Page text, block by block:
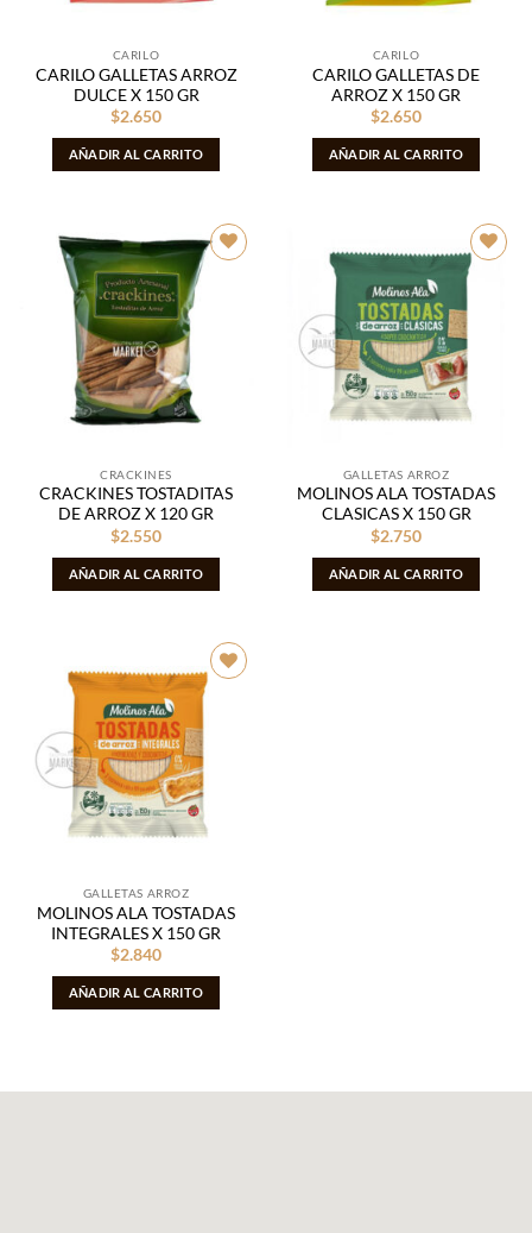
CARILO
CARILO GALLETAS ARROZ
DULCE X 150 GR
$2.650
AÑADIR AL CARRITO
CARILO
CARILO GALLETAS DE
ARROZ X 150 GR
$2.650
AÑADIR AL CARRITO
Añadir
CRACKINES
CRACKINES TOSTADITAS
DE ARROZ X 120 GR
$2.550
AÑADIR AL CARRITO
Añadir
lista de
deseos
GALLETAS ARROZ
MOLINOS ALA TOSTADAS
CLASICAS X 150 GR
$2.750
AÑADIR AL CARRITO
Añadir
lista de
deseos
GALLETAS ARROZ
MOLINOS ALA TOSTADAS
INTEGRALES X 150 GR
$2.840
AÑADIR AL CARRITO